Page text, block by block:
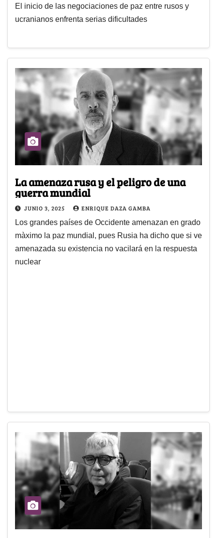
El inicio de las negociaciones de paz entre rusos y
ucranianos enfrenta serias dificultades
La amenaza rusa y el peligro de una
guerra mundial
JUNIO 3, 2025 ENRIQUE DAZA GAMBA
Los grandes países de Occidente amenazan en grado
màximo la paz mundial, pues Rusia ha dicho que si ve
amenazada su existencia no vacilará en la respuesta
nuclear